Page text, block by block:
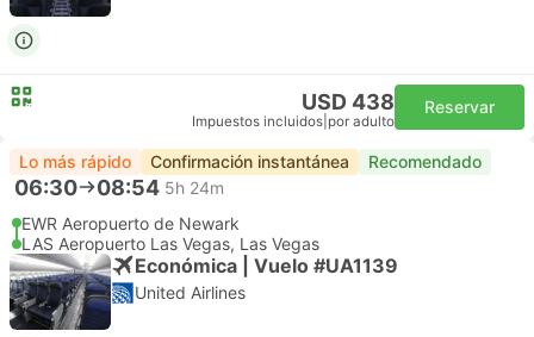
USD 438
Impuestos incluidos por adulto
Reservar
Lo más rápido Confirmación instantánea Recomendado
06:30 08:54 5h 24m
EWR Aeropuerto de Newark
LAS Aeropuerto Las Vegas, Las Vegas
Económica | Vuelo #UA1139
United Airlines